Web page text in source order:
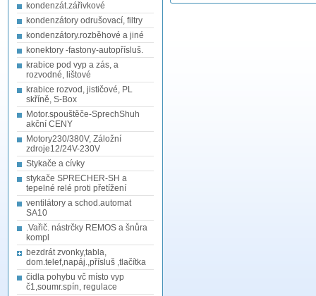
kondenzát.zářivkové
kondenzátory odrušovací, filtry
kondenzátory.rozběhové a jiné
konektory -fastony-autopřísluš.
krabice pod vyp a zás, a
rozvodné, lištové
krabice rozvod, jističové, PL
skříně, S-Box
Motor.spouštěče-SprechShuh
akční CENY
Motory230/380V, Záložní
zdroje12/24V-230V
Stykače a cívky
stykače SPRECHER-SH a
tepelné relé proti přetížení
ventilátory a schod.automat
SA10
.Vařič. nástrčky REMOS a šnůra
kompl
bezdrát zvonky,tabla,
dom.telef,napáj.,přísluš ,tlačítka
čidla pohybu vč místo vyp
č1,soumr.spín, regulace